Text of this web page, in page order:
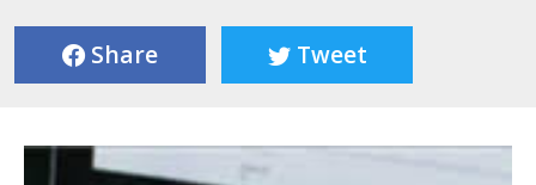
Share Tweet